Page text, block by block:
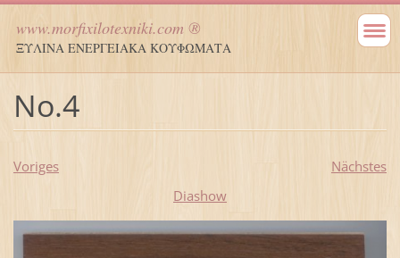
www.morfixilotexniki.com ®
ΞΥΛΙΝΑ ΕΝΕΡΓΕΙΑΚΑ ΚΟΥΦΩΜΑΤΑ
Νο.4
Voriges
Nächstes
Diashow